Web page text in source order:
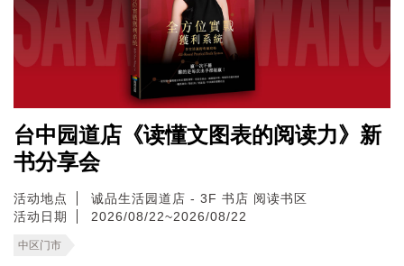
台中园道店《读懂文图表的阅读力》新
书分享会
活动地点
诚品生活园道店 - 3F 书店 阅读书区
活动日期
2026/08/22~2026/08/22
中区门市